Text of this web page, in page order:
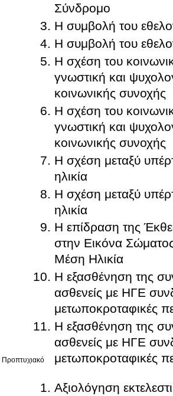
Προπτυχιακό
Σύνδρομο
Η συμβολή του
Η συμβολή του
Η σχέση του
γνωστική και
κοινωνικής συνοχής
Η σχέση του
γνωστική και
κοινωνικής συνοχής
Η σχέση μεταξύ
ηλικία
Η σχέση μεταξύ
ηλικία
Η επίδραση της
στην Εικόνα
Μέση Ηλικία
Η εξασθένηση της
ασθενείς με ΗΓΕ
μετωποκροταφικές
Η εξασθένηση της
ασθενείς με ΗΓΕ
μετωποκροταφικές
Aξιολόγηση